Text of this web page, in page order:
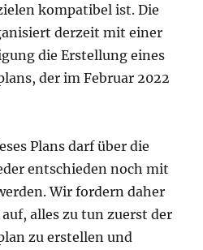
kompatibel ist. Die
derzeit mit einer
die Erstellung eines
der im Februar 2022
Plans darf über die
entschieden noch mit
Wir fordern daher
alles zu tun zuerst der
zu erstellen und